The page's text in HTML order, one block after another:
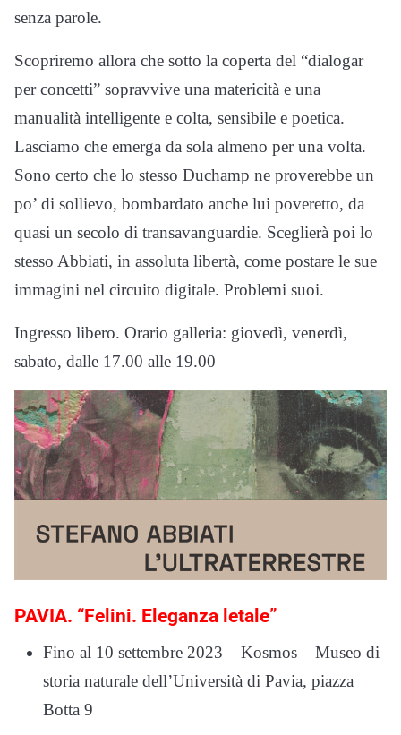
senza parole.
Scopriremo allora che sotto la coperta del “dialogar
per concetti” sopravvive una matericità e una
manualità intelligente e colta, sensibile e poetica.
Lasciamo che emerga da sola almeno per una volta.
Sono certo che lo stesso Duchamp ne proverebbe un
po’ di sollievo, bombardato anche lui poveretto, da
quasi un secolo di transavanguardie. Sceglierà poi lo
stesso Abbiati, in assoluta libertà, come postare le sue
immagini nel circuito digitale. Problemi suoi.
Ingresso libero. Orario galleria: giovedì, venerdì,
sabato, dalle 17.00 alle 19.00
PAVIA. “Felini. Eleganza letale”
Fino al 10 settembre 2023 – Kosmos – Museo di
storia naturale dell’Università di Pavia, piazza
Botta 9